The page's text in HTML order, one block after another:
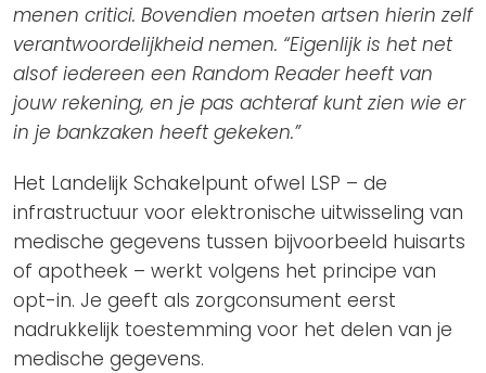
menen critici. Bovendien moeten artsen hierin zelf
verantwoordelijkheid nemen. “Eigenlijk is het net
alsof iedereen een Random Reader heeft van
jouw rekening, en je pas achteraf kunt zien wie er
in je bankzaken heeft gekeken.”
Het Landelijk Schakelpunt ofwel LSP – de
infrastructuur voor elektronische uitwisseling van
medische gegevens tussen bijvoorbeeld huisarts
of apotheek – werkt volgens het principe van
opt-in. Je geeft als zorgconsument eerst
nadrukkelijk toestemming voor het delen van je
medische gegevens.